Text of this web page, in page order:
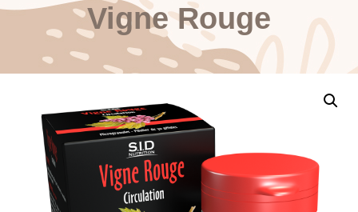
Vigne Rouge